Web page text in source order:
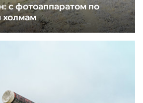
с фотоаппаратом по
холмам